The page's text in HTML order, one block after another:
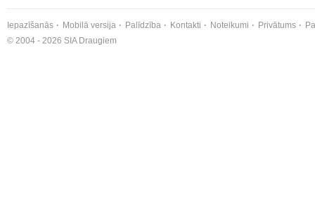
Iepazīšanās Mobilā versija Palīdzība Kontakti Noteikumi Privātums
© 2004 - 2026 SIA Draugiem